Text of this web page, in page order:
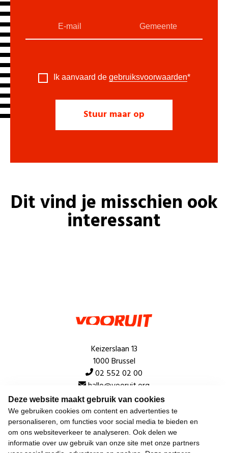
Deze website maakt gebruik van cookies
We gebruiken cookies om content en advertenties te
personaliseren, om functies voor social media te bieden en
om ons websiteverkeer te analyseren. Ook delen we
informatie over uw gebruik van onze site met onze partners
Ik aanvaard de gebruiksvoorwaarden*
Dit vind je misschien ook
interessant
Keizerslaan 13
1000 Brussel
02 552 02 00
hallo@vooruit.org
Snel
Over de beweging